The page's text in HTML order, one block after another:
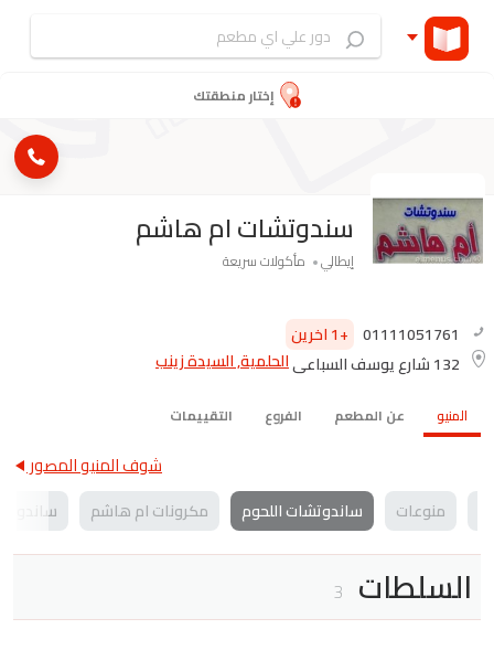
إختار منطقتك
سندوتشات ام هاشم
إيطالي مأكولات سريعة
01111051761 +1 اخرين
132 شارع يوسف السباعى
الحلمية, السيدة زينب
المنيو عن المطعم الفروع التقييمات
شوف المنيو المصور
منوعات ساندوتشات اللحوم مكرونات ام هاشم
السلطات 3